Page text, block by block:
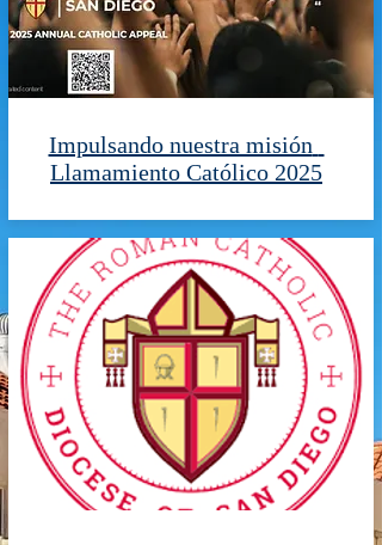
Impulsando nuestra misión
Llamamiento Católico 2025